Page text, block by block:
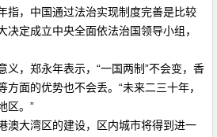
，中国通过法治实现制度完善是比较
决定成立中央全面依法治国领导小组，
，郑永年表示，“一国两制”不会变，香
面的优势也不会丢。“未来二三十年，
区。”
大湾区的建设，区内城市将得到进一